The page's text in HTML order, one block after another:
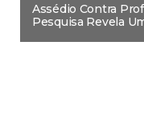
Assédio Contra
Pesquisa Revela